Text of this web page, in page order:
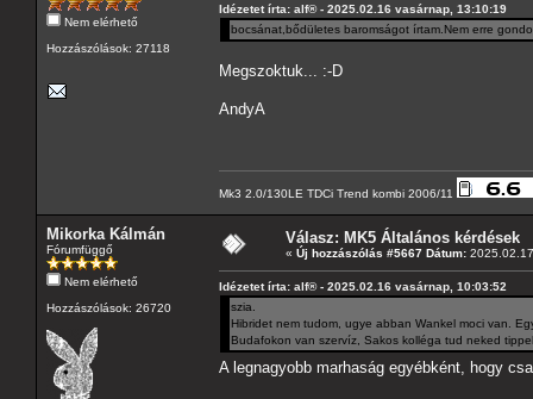
Nem elérhető
Hozzászólások: 27118
Idézetet írta: alf® - 2025.02.16 vasárnap, 13:10:19
bocsánat,bődületes baromságot írtam.Nem erre
Megszoktuk... :-D
AndyA
Mk3 2.0/130LE TDCi Trend kombi 2006/11
Mikorka Kálmán
Fórumfüggő
Nem elérhető
Hozzászólások: 26720
Válasz: MK5 Általános kérdések
« Új hozzászólás #5667 Dátum:
Idézetet írta: alf® - 2025.02.16 vasárnap, 10:03:52
szia.
Hibridet nem tudom, ugye abban Wankel moci van.
Budafokon van szervíz, Sakos kolléga tud neked
A legnagyobb marhaság egyébként, hogy